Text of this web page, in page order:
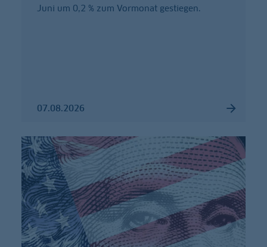
Juni um 0,2 % zum Vormonat gestiegen.
07.08.2026